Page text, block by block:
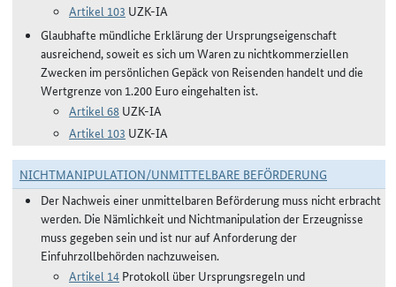
Artikel 103 UZK-IA
Glaubhafte mündliche Erklärung der Ursprungseigenschaft
ausreichend, soweit es sich um Waren zu nichtkommerziellen
Zwecken im persönlichen Gepäck von Reisenden handelt und die
Wertgrenze von 1.200 Euro eingehalten ist.
Artikel 68 UZK-IA
Artikel 103 UZK-IA
NICHTMANIPULATION/UNMITTELBARE BEFÖRDERUNG
Der Nachweis einer unmittelbaren Beförderung muss nicht erbracht
werden. Die Nämlichkeit und Nichtmanipulation der Erzeugnisse
muss gegeben sein und ist nur auf Anforderung der
Einfuhrzollbehörden nachzuweisen.
Artikel 14 Protokoll über Ursprungsregeln und